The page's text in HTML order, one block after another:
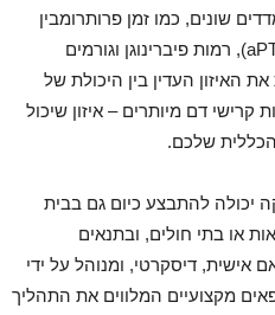
שונים, כמו זמן פרותרומבין
(PT), זמן תרומבופלסטין חלקי (aPTT), רמות פיברינוגן וגורמים
האיזון העדין בין היכולת של
קרישי דם מיותרים – איזון שיכול
שלכם.
יכולה להתבצע כיום גם בבית
או בתי חולים, ובתנאים
אישית, דיסקרטי, ומנוהל על ידי
מקצועיים המלווים את התהליך